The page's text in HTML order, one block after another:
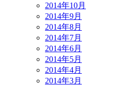
2014年10月
2014年9月
2014年8月
2014年7月
2014年6月
2014年5月
2014年4月
2014年3月